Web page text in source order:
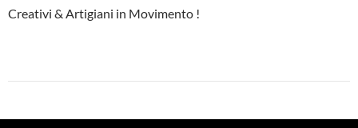
Creativi & Artigiani in Movimento !